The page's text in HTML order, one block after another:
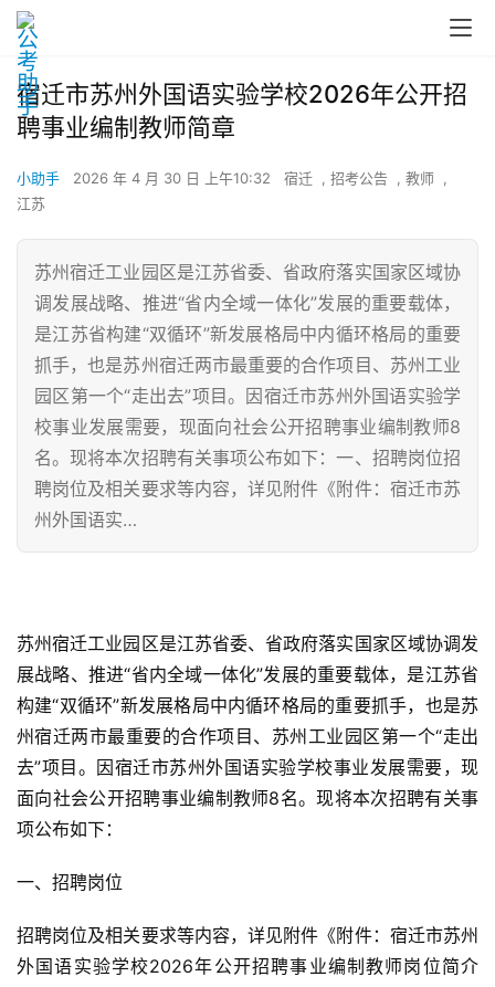
宿迁市苏州外国语实验学校2026年公开招
聘事业编制教师简章
小助手 2026 年 4 月 30 日 上午10:32 宿迁 , 招考公告 , 教师
,
江苏
苏州宿迁工业园区是江苏省委、省政府落实国家区域协
调发展战略、推进“省内全域一体化”发展的重要载体，
是江苏省构建“双循环”新发展格局中内循环格局的重要
抓手，也是苏州宿迁两市最重要的合作项目、苏州工业
园区第一个“走出去”项目。因宿迁市苏州外国语实验学
校事业发展需要，现面向社会公开招聘事业编制教师8
名。现将本次招聘有关事项公布如下：一、招聘岗位招
聘岗位及相关要求等内容，详见附件《附件：宿迁市苏
州外国语实…
苏州宿迁工业园区是江苏省委、省政府落实国家区域协调发
展战略、推进“省内全域一体化”发展的重要载体，是江苏省
构建“双循环”新发展格局中内循环格局的重要抓手，也是苏
州宿迁两市最重要的合作项目、苏州工业园区第一个“走出
去”项目。因宿迁市苏州外国语实验学校事业发展需要，现
面向社会公开招聘事业编制教师8名。现将本次招聘有关事
项公布如下：
一、招聘岗位
招聘岗位及相关要求等内容，详见附件《附件：宿迁市苏州
外国语实验学校2026年公开招聘事业编制教师岗位简介